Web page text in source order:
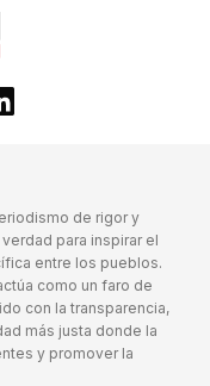
de rigor y
para inspirar el
entre los pueblos.
como un faro de
con la transparencia,
más justa donde la
y promover la